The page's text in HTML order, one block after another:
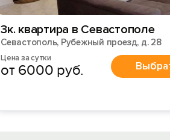
3к. квартира в Севастополе
Севастополь, Рубежный проезд, д. 28
Цена за сутки
от 6000 руб.